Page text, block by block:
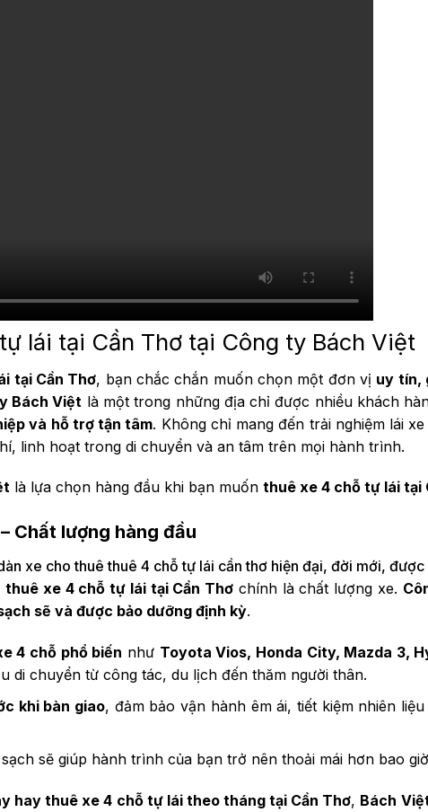
lái tại Cần Thơ tại Công ty Bách Việt
tại Cần Thơ, bạn chắc chắn muốn chọn một đơn vị uy tín,
Bách Việt là một trong những địa chỉ được nhiều khách
và hỗ trợ tận tâm. Không chỉ mang đến trải nghiệm lái
linh hoạt trong di chuyển và an tâm trên mọi hành trình.
là lựa chọn hàng đầu khi bạn muốn thuê xe 4 chỗ tự lái tại
Chất lượng hàng đầu
xe cho thuê thuê 4 chỗ tự lái cần thơ hiện đại, đời mới,
thuê xe 4 chỗ tự lái tại Cần Thơ chính là chất lượng xe.
sẽ và được bảo dưỡng định kỳ.
4 chỗ phổ biến như Toyota Vios, Honda City, Mazda 3,
di chuyển từ công tác, du lịch đến thăm người thân.
khi bàn giao, đảm bảo vận hành êm ái, tiết kiệm nhiên
sẽ giúp hành trình của bạn trở nên thoải mái hơn bao
hay thuê xe 4 chỗ tự lái theo tháng tại Cần Thơ, Bách